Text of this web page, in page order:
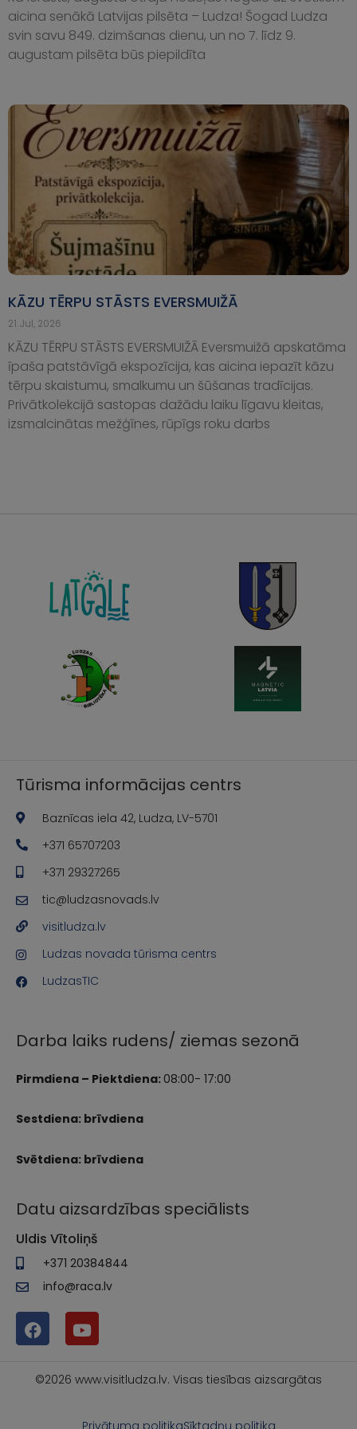
aicina senākā Latvijas pilsēta – Ludza! Šogad Ludza
svin savu 849. dzimšanas dienu, un no 7. līdz 9.
augustam pilsēta būs piepildīta
KĀZU TĒRPU STĀSTS EVERSMUIŽĀ
21.Jul, 2026
KĀZU TĒRPU STĀSTS EVERSMUIŽĀ Eversmuižā apskatāma
īpaša patstāvīgā ekspozīcija, kas aicina iepazīt kāzu
tērpu skaistumu, smalkumu un šūšanas tradīcijas.
Privātkolekcijā sastopas dažādu laiku līgavu kleitas,
izsmalcinātas mežģīnes, rūpīgs roku darbs
Tūrisma informācijas centrs
Baznīcas iela 42, Ludza, LV-5701
+371 65707203
+371 29327265
tic@ludzasnovads.lv
visitludza.lv
Ludzas novada tūrisma centrs
LudzasTIC
Darba laiks rudens/ ziemas sezonā
Pirmdiena – Piektdiena:08:00- 17:00
Sestdiena: brīvdiena
Svētdiena: brīvdiena
Datu aizsardzības speciālists
Uldis Vītoliņš
+371 20384844
info@raca.lv
©2026 www.visitludza.lv. Visas tiesības aizsargātas